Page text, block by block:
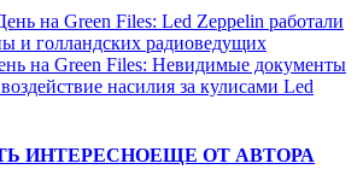
на Green Files: Led Zeppelin работали
и голландских радиоведущих
на Green Files: Невидимые документы
насилия за кулисами Led
ИНТЕРЕСНОЕЩЕ ОТ АВТОРА